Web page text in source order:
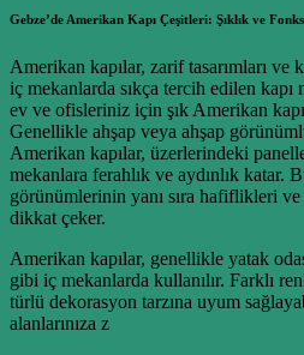
Gebze’de Amerikan Kapı Çeşitleri: Şıklık ve
Amerikan kapılar, zarif tasarımları ve
iç mekanlarda sıkça tercih edilen kapı
ev ve ofisleriniz için şık Amerikan
Genellikle ahşap veya ahşap
Amerikan kapılar, üzerlerindeki
mekanlara ferahlık ve aydınlık katar.
görünümlerinin yanı sıra hafiflikleri
dikkat çeker.
Amerikan kapılar, genellikle yatak
gibi iç mekanlarda kullanılır. Farklı
türlü dekorasyon tarzına uyum
alanlarınıza z